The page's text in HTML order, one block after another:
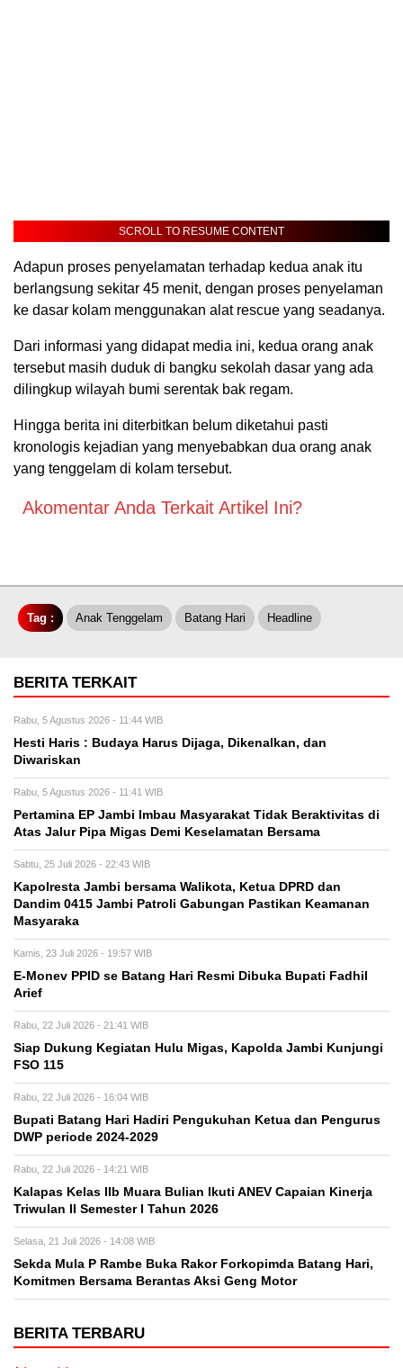
SCROLL TO RESUME CONTENT
Adapun proses penyelamatan terhadap kedua anak itu
berlangsung sekitar 45 menit, dengan proses penyelaman
ke dasar kolam menggunakan alat rescue yang seadanya.
Dari informasi yang didapat media ini, kedua orang anak
tersebut masih duduk di bangku sekolah dasar yang ada
dilingkup wilayah bumi serentak bak regam.
Hingga berita ini diterbitkan belum diketahui pasti
kronologis kejadian yang menyebabkan dua orang anak
yang tenggelam di kolam tersebut.
Akomentar Anda Terkait Artikel Ini?
Tag : Anak Tenggelam Batang Hari Headline
BERITA TERKAIT
Rabu, 5 Agustus 2026 - 11:44 WIB
Hesti Haris : Budaya Harus Dijaga, Dikenalkan, dan
Diwariskan
Rabu, 5 Agustus 2026 - 11:41 WIB
Pertamina EP Jambi Imbau Masyarakat Tidak Beraktivitas di
Atas Jalur Pipa Migas Demi Keselamatan Bersama
Sabtu, 25 Juli 2026 - 22:43 WIB
Kapolresta Jambi bersama Walikota, Ketua DPRD dan
Dandim 0415 Jambi Patroli Gabungan Pastikan Keamanan
Masyaraka
Kamis, 23 Juli 2026 - 19:57 WIB
E-Monev PPID se Batang Hari Resmi Dibuka Bupati Fadhil
Arief
Rabu, 22 Juli 2026 - 21:41 WIB
Siap Dukung Kegiatan Hulu Migas, Kapolda Jambi Kunjungi
FSO 115
Rabu, 22 Juli 2026 - 16:04 WIB
Bupati Batang Hari Hadiri Pengukuhan Ketua dan Pengurus
DWP periode 2024-2029
Rabu, 22 Juli 2026 - 14:21 WIB
Kalapas Kelas IIb Muara Bulian Ikuti ANEV Capaian Kinerja
Triwulan II Semester I Tahun 2026
Selasa, 21 Juli 2026 - 14:08 WIB
Sekda Mula P Rambe Buka Rakor Forkopimda Batang Hari,
Komitmen Bersama Berantas Aksi Geng Motor
BERITA TERBARU